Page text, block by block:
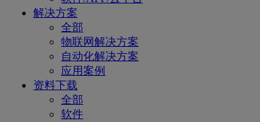
解决方案
全部
物联网解决方案
自动化解决方案
应用案例
资料下载
全部
软件